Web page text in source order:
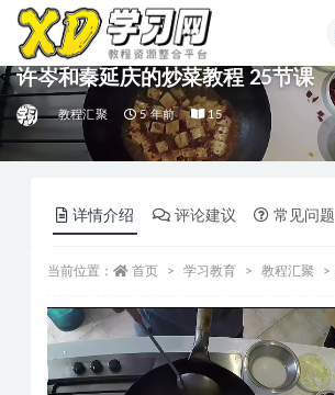
许岑和秦延庆的炒菜教程 25节课
教程汇聚 5 年前 15
详情介绍 评论建议 常见问题
当前位置： 首页 学习教育 教程汇聚